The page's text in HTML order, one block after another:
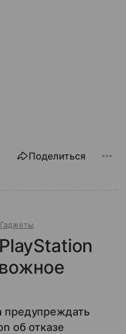
Поделиться
Гаджеты
предупреждать
об отказе